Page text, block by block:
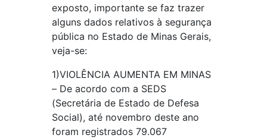
exposto, importante se faz trazer
alguns dados relativos à segurança
pública no Estado de Minas Gerais,
veja-se:
1)VIOLÊNCIA AUMENTA EM MINAS
– De acordo com a SEDS
(Secretária de Estado de Defesa
Social), até novembro deste ano
foram registrados 79.067